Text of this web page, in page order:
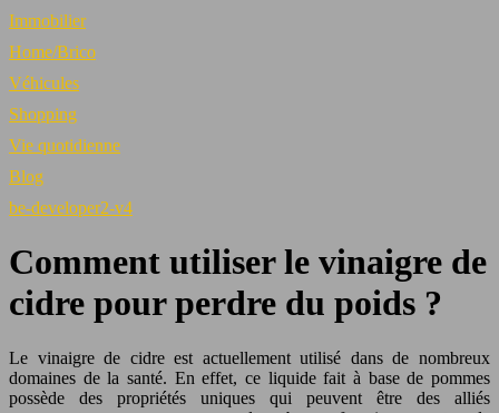
Immobilier
Home/Brico
Véhicules
Shopping
Vie quotidienne
Blog
be-developer2-v4
Comment utiliser le vinaigre de
cidre pour perdre du poids ?
Le vinaigre de cidre est actuellement utilisé dans de nombreux
domaines de la santé. En effet, ce liquide fait à base de pommes
possède des propriétés uniques qui peuvent être des alliés